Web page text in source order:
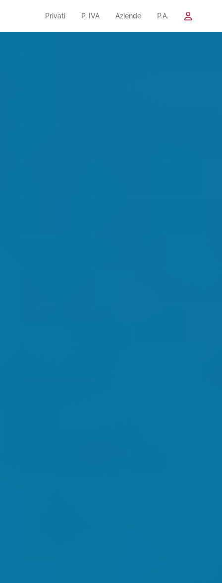
Privati P. IVA Aziende P.A.